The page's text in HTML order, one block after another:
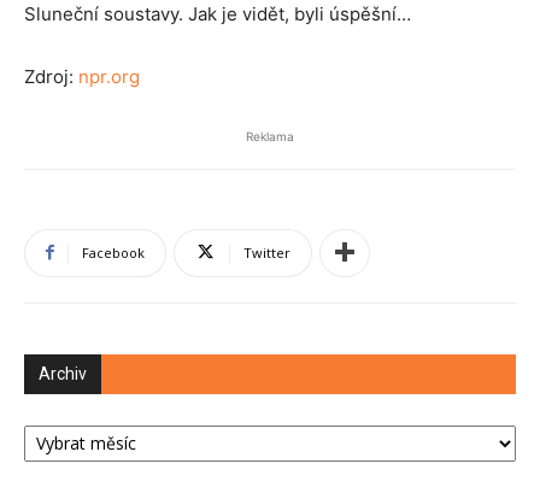
Sluneční soustavy. Jak je vidět, byli úspěšní…
Zdroj: npr.org
Reklama
Facebook Twitter
Archiv
Archiv